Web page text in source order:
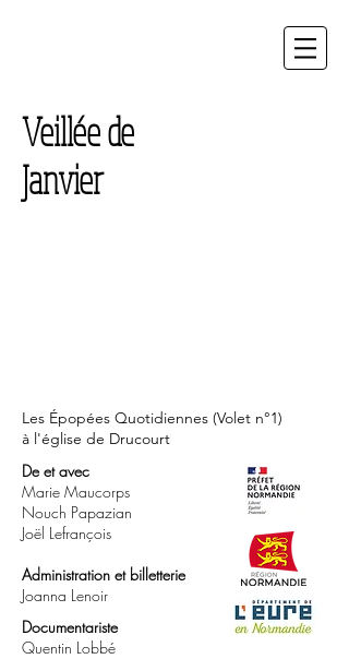
Veillée de
Janvier
Les Épopées Quotidiennes (Volet n°1)
à l'église de Drucourt
De et avec
Marie Maucorps
Nouch Papazian
Joël Lefrançois
Administration et billetterie
Joanna Lenoir
Documentariste
Quentin Lobbé